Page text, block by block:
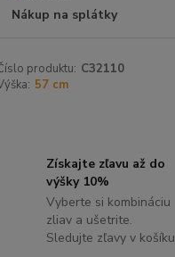
Nákup na splátky
produktu: C32110
57 cm
Získajte zľavu až do
výšky 10%
Vyberte si kombináciu
zliav a ušetrite.
Sledujte zľavy v košíku